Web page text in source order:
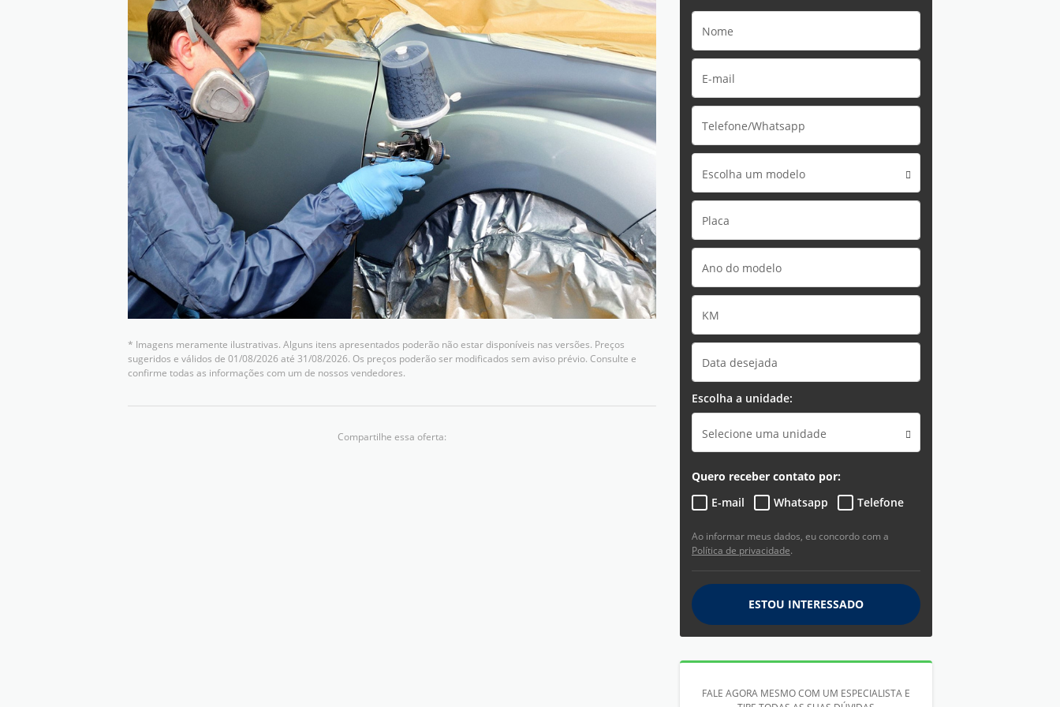
* Imagens meramente ilustrativas. Alguns itens apresentados poderão não estar disponíveis nas versões. Preços
sugeridos e válidos de 01/08/2026 até 31/08/2026. Os preços poderão ser modificados sem aviso prévio. Consulte e
confirme todas as informações com um de nossos vendedores.
Compartilhe essa oferta:
Escolha um modelo
Escolha a unidade:
Selecione uma unidade
Quero receber contato por:
E-mail
Whatsapp Telefone
Ao informar meus dados, eu concordo com a
Política de privacidade.
ESTOU INTERESSADO
FALE AGORA MESMO COM UM ESPECIALISTA E